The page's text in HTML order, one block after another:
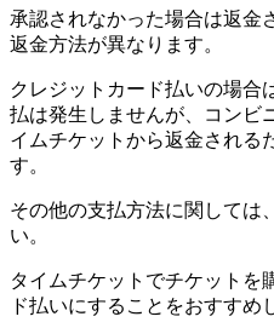
承認されなかった場合は返金
返金方法が異なります。
クレジットカード払いの場合
払は発生しませんが、コンビ
イムチケットから返金される
す。
その他の支払方法に関しては、
い。
タイムチケットでチケットを
ド払いにすることをおすすめ